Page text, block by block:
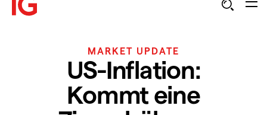
MARKET UPDATE
US-Inflation:
Kommt eine